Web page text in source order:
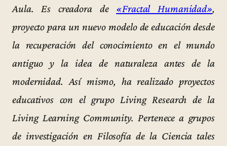
Aula. Es creadora de «Fractal Humanidad»,
proyecto para un nuevo modelo de educación desde
la recuperación del conocimiento en el mundo
antiguo y la idea de naturaleza antes de la
modernidad. Así mismo, ha realizado proyectos
educativos con el grupo Living Research de la
Living Learning Community. Pertenece a grupos
de investigación en Filosofía de la Ciencia tales